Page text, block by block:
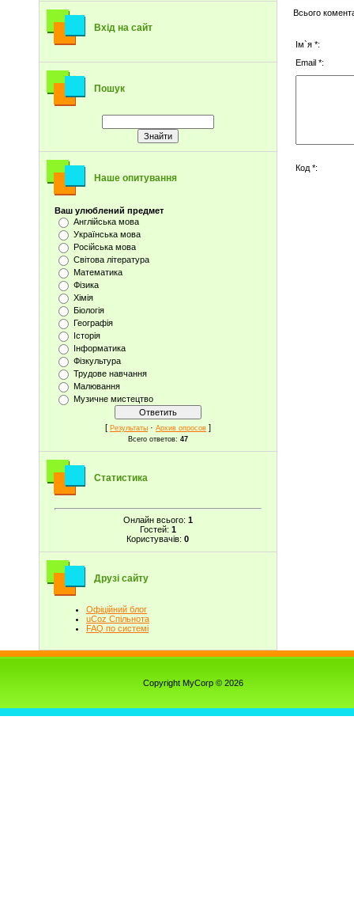
Вхід на сайт
Пошук
Наше опитування
Ваш улюблений предмет
Англійська мова
Українська мова
Російська мова
Світова література
Математика
Фізика
Хімія
Біологія
Географія
Історія
Інформатика
Фізкультура
Трудове навчання
Малювання
Музичне мистецтво
[ Результаты · Архив опросов ]
Всего ответов: 47
Статистика
Онлайн всього: 1
Гостей: 1
Користувачів:0
Друзі сайту
Офіційний блог
uCoz Спільнота
FAQ по системі
Всього
Ім`я *:
Email *:
Код *:
Copyright MyCorp © 2026